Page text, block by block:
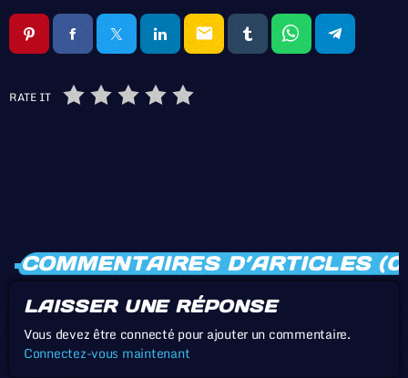
email
RATE IT
COMMENTAIRES D’ARTICLES
LAISSER UNE RÉPONSE
Vous devez être connecté pour ajouter un commentaire.
Connectez-vous maintenant